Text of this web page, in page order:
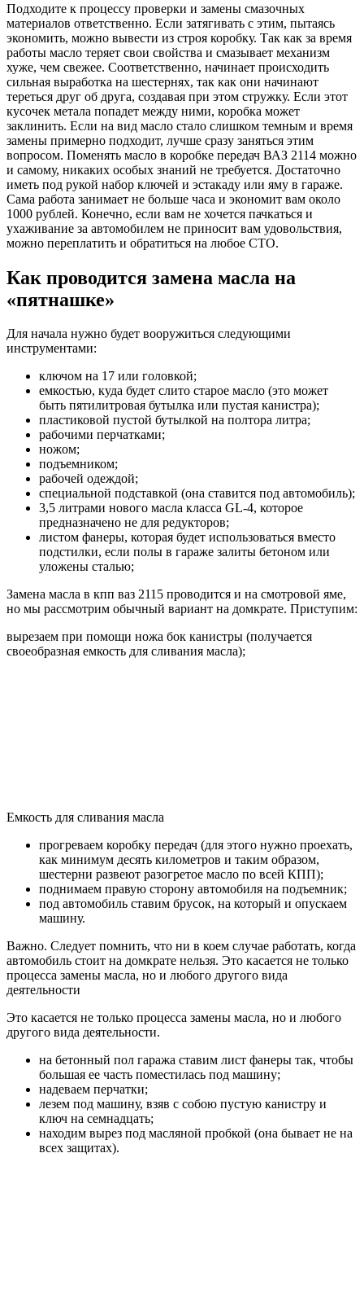
Подходите к процессу проверки и замены смазочных
материалов ответственно. Если затягивать с этим, пытаясь
экономить, можно вывести из строя коробку. Так как за время
работы масло теряет свои свойства и смазывает механизм
хуже, чем свежее. Соответственно, начинает происходить
сильная выработка на шестернях, так как они начинают
тереться друг об друга, создавая при этом стружку. Если этот
кусочек метала попадет между ними, коробка может
заклинить. Если на вид масло стало слишком темным и время
замены примерно подходит, лучше сразу заняться этим
вопросом. Поменять масло в коробке передач ВАЗ 2114 можно
и самому, никаких особых знаний не требуется. Достаточно
иметь под рукой набор ключей и эстакаду или яму в гараже.
Сама работа занимает не больше часа и экономит вам около
1000 рублей. Конечно, если вам не хочется пачкаться и
ухаживание за автомобилем не приносит вам удовольствия,
можно переплатить и обратиться на любое СТО.
Как проводится замена масла на
«пятнашке»
Для начала нужно будет вооружиться следующими
инструментами:
ключом на 17 или головкой;
емкостью, куда будет слито старое масло (это может
быть пятилитровая бутылка или пустая канистра);
пластиковой пустой бутылкой на полтора литра;
рабочими перчатками;
ножом;
подъемником;
рабочей одеждой;
специальной подставкой (она ставится под автомобиль);
3,5 литрами нового масла класса GL-4, которое
предназначено не для редукторов;
листом фанеры, которая будет использоваться вместо
подстилки, если полы в гараже залиты бетоном или
уложены сталью;
Замена масла в кпп ваз 2115 проводится и на смотровой яме,
но мы рассмотрим обычный вариант на домкрате. Приступим:
вырезаем при помощи ножа бок канистры (получается
своеобразная емкость для сливания масла);
Емкость для сливания масла
прогреваем коробку передач (для этого нужно проехать,
как минимум десять километров и таким образом,
шестерни развеют разогретое масло по всей КПП);
поднимаем правую сторону автомобиля на подъемник;
под автомобиль ставим брусок, на который и опускаем
машину.
Важно. Следует помнить, что ни в коем случае работать, когда
автомобиль стоит на домкрате нельзя. Это касается не только
процесса замены масла, но и любого другого вида
деятельности
Это касается не только процесса замены масла, но и любого
другого вида деятельности.
на бетонный пол гаража ставим лист фанеры так, чтобы
большая ее часть поместилась под машину;
надеваем перчатки;
лезем под машину, взяв с собою пустую канистру и
ключ на семнадцать;
находим вырез под масляной пробкой (она бывает не на
всех защитах).